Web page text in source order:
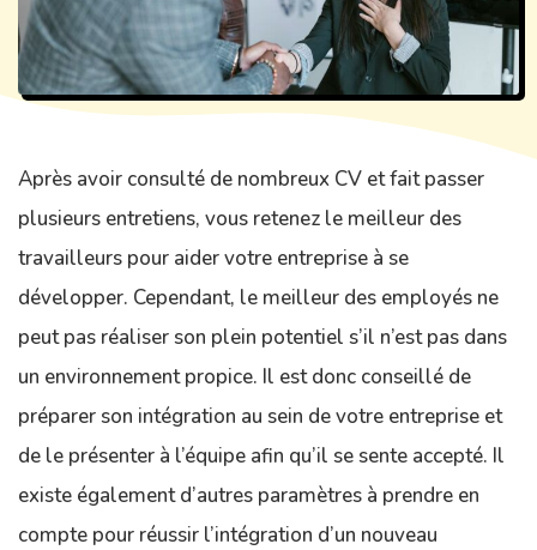
Après avoir consulté de nombreux CV et fait passer
plusieurs entretiens, vous retenez le meilleur des
travailleurs pour aider votre entreprise à se
développer. Cependant, le meilleur des employés ne
peut pas réaliser son plein potentiel s’il n’est pas dans
un environnement propice. Il est donc conseillé de
préparer son intégration au sein de votre entreprise et
de le présenter à l’équipe afin qu’il se sente accepté. Il
existe également d’autres paramètres à prendre en
compte pour réussir l’intégration d’un nouveau